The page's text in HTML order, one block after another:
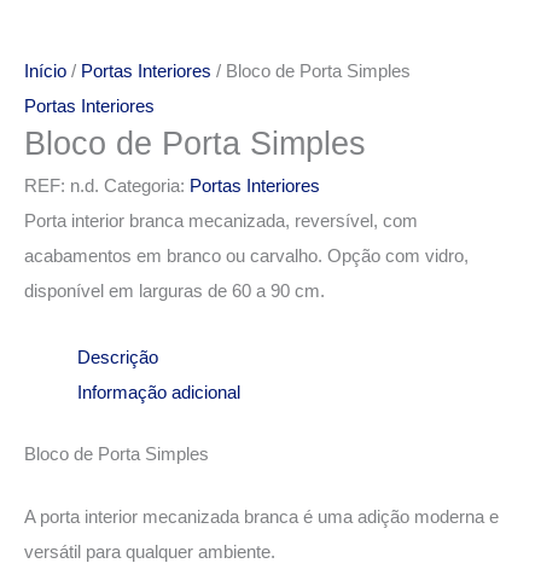
Início / Portas Interiores / Bloco de Porta Simples
Portas Interiores
Bloco de Porta Simples
REF: n.d. Categoria: Portas Interiores
Porta interior branca mecanizada, reversível, com
acabamentos em branco ou carvalho. Opção com vidro,
disponível em larguras de 60 a 90 cm.
Descrição
Informação adicional
Bloco de Porta Simples
A porta interior mecanizada branca é uma adição moderna e
versátil para qualquer ambiente.